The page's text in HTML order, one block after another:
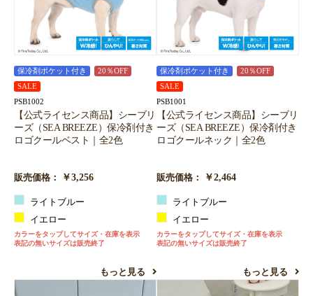
保冷剤ポケット付き
20％OFF
SALE
PSB1002
【公式ライセンス商品】シーブリ
ーズ（SEA BREEZE）保冷剤付き
ロゴクールベスト｜全2色
販売価格： ￥3,256
ライトブルー
イエロー
カラーをタップしてサイズ・在庫を表示
表記の無いサイズは販売終了
もっと見る
保冷剤ポケット付き
20％OFF
SALE
PSB1001
【公式ライセンス商品】シーブリ
ーズ（SEA BREEZE）保冷剤付き
ロゴクールネック｜全2色
販売価格： ￥2,464
ライトブルー
イエロー
カラーをタップしてサイズ・在庫を表示
表記の無いサイズは販売終了
もっと見る